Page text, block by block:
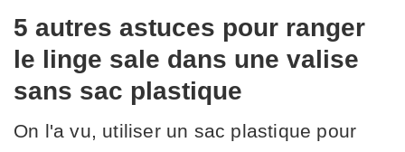
5 autres astuces pour ranger
le linge sale dans une valise
sans sac plastique
On l'a vu, utiliser un sac plastique pour